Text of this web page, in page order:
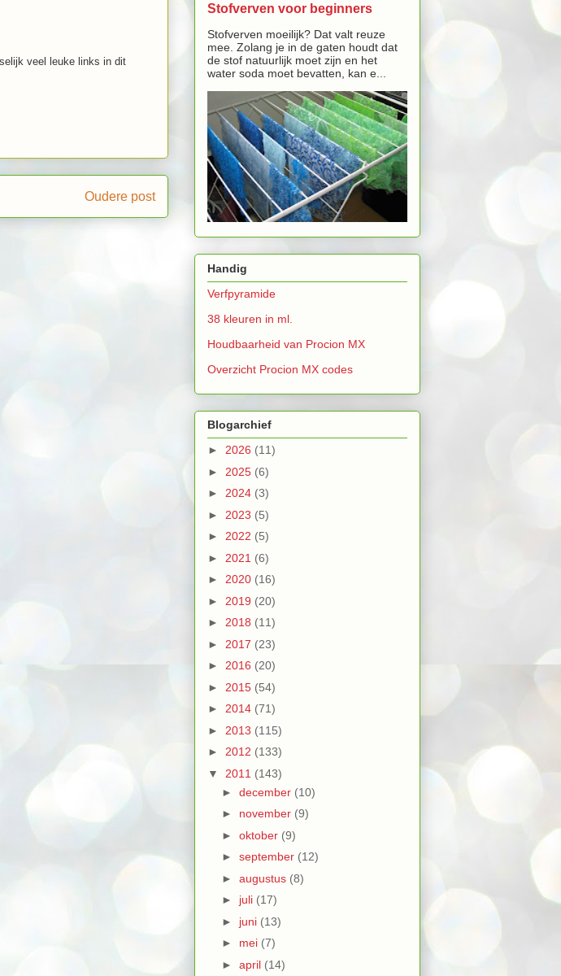
veel leuke links in dit
Oudere post
Stofverven voor beginners
Stofverven moeilijk? Dat valt reuze
mee. Zolang je in de gaten houdt dat
de stof natuurlijk moet zijn en het
water soda moet bevatten, kan e...
Handig
Verfpyramide
38 kleuren in ml.
Houdbaarheid van Procion MX
Overzicht Procion MX codes
Blogarchief
► 2026 (11)
► 2025 (6)
► 2024 (3)
► 2023 (5)
► 2022 (5)
► 2021 (6)
► 2020 (16)
► 2019 (20)
► 2018 (11)
► 2017 (23)
► 2016 (20)
► 2015 (54)
► 2014 (71)
► 2013 (115)
► 2012 (133)
▼ 2011 (143)
► december (10)
► november (9)
► oktober (9)
► september (12)
► augustus (8)
► juli (17)
► juni (13)
► mei (7)
► april (14)